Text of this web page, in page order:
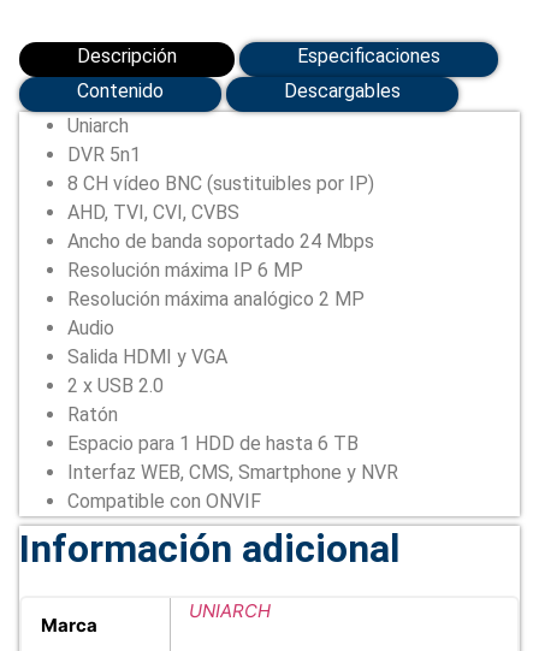
Descripción
Especificaciones
Contenido
Descargables
Uniarch
DVR 5n1
8 CH vídeo BNC (sustituibles por IP)
AHD, TVI, CVI, CVBS
Ancho de banda soportado 24 Mbps
Resolución máxima IP 6 MP
Resolución máxima analógico 2 MP
Audio
Salida HDMI y VGA
2 x USB 2.0
Ratón
Espacio para 1 HDD de hasta 6 TB
Interfaz WEB, CMS, Smartphone y NVR
Compatible con ONVIF
Información adicional
Marca
UNIARCH